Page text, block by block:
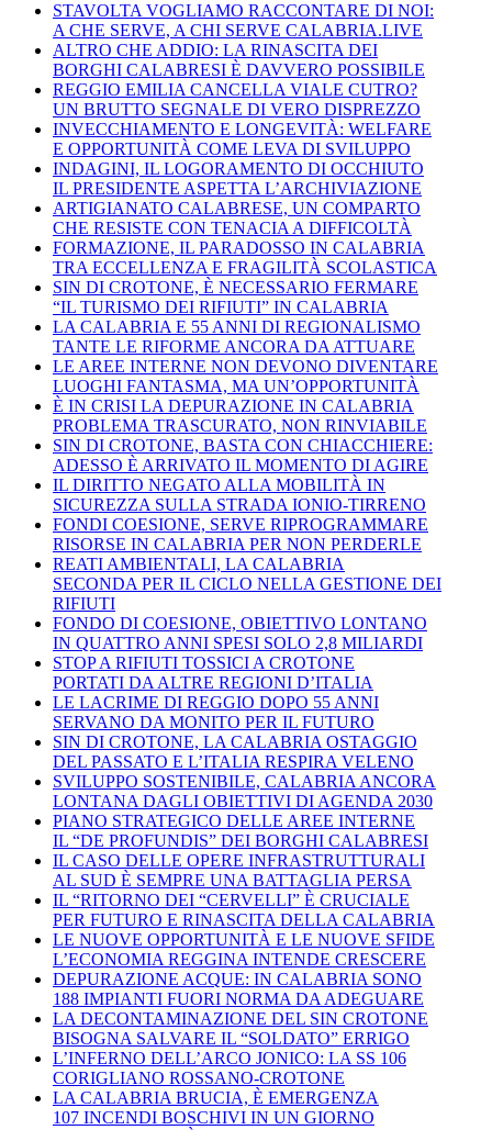
STAVOLTA VOGLIAMO RACCONTARE DI NOI:
A CHE SERVE, A CHI SERVE CALABRIA.LIVE
ALTRO CHE ADDIO: LA RINASCITA DEI
BORGHI CALABRESI È DAVVERO POSSIBILE
REGGIO EMILIA CANCELLA VIALE CUTRO?
UN BRUTTO SEGNALE DI VERO DISPREZZO
INVECCHIAMENTO E LONGEVITÀ: WELFARE
E OPPORTUNITÀ COME LEVA DI SVILUPPO
INDAGINI, IL LOGORAMENTO DI OCCHIUTO
IL PRESIDENTE ASPETTA L’ARCHIVIAZIONE
ARTIGIANATO CALABRESE, UN COMPARTO
CHE RESISTE CON TENACIA A DIFFICOLTÀ
FORMAZIONE, IL PARADOSSO IN CALABRIA
TRA ECCELLENZA E FRAGILITÀ SCOLASTICA
SIN DI CROTONE, È NECESSARIO FERMARE
“IL TURISMO DEI RIFIUTI” IN CALABRIA
LA CALABRIA E 55 ANNI DI REGIONALISMO
TANTE LE RIFORME ANCORA DA ATTUARE
LE AREE INTERNE NON DEVONO DIVENTARE
LUOGHI FANTASMA, MA UN’OPPORTUNITÀ
È IN CRISI LA DEPURAZIONE IN CALABRIA
PROBLEMA TRASCURATO, NON RINVIABILE
SIN DI CROTONE, BASTA CON CHIACCHIERE:
ADESSO È ARRIVATO IL MOMENTO DI AGIRE
IL DIRITTO NEGATO ALLA MOBILITÀ IN
SICUREZZA SULLA STRADA IONIO-TIRRENO
FONDI COESIONE, SERVE RIPROGRAMMARE
RISORSE IN CALABRIA PER NON PERDERLE
REATI AMBIENTALI, LA CALABRIA
SECONDA PER IL CICLO NELLA GESTIONE DEI
RIFIUTI
FONDO DI COESIONE, OBIETTIVO LONTANO
IN QUATTRO ANNI SPESI SOLO 2,8 MILIARDI
STOP A RIFIUTI TOSSICI A CROTONE
PORTATI DA ALTRE REGIONI D’ITALIA
LE LACRIME DI REGGIO DOPO 55 ANNI
SERVANO DA MONITO PER IL FUTURO
SIN DI CROTONE, LA CALABRIA OSTAGGIO
DEL PASSATO E L’ITALIA RESPIRA VELENO
SVILUPPO SOSTENIBILE, CALABRIA ANCORA
LONTANA DAGLI OBIETTIVI DI AGENDA 2030
PIANO STRATEGICO DELLE AREE INTERNE
IL “DE PROFUNDIS” DEI BORGHI CALABRESI
IL CASO DELLE OPERE INFRASTRUTTURALI
AL SUD È SEMPRE UNA BATTAGLIA PERSA
IL “RITORNO DEI “CERVELLI” È CRUCIALE
PER FUTURO E RINASCITA DELLA CALABRIA
LE NUOVE OPPORTUNITÀ E LE NUOVE SFIDE
L’ECONOMIA REGGINA INTENDE CRESCERE
DEPURAZIONE ACQUE: IN CALABRIA SONO
188 IMPIANTI FUORI NORMA DA ADEGUARE
LA DECONTAMINAZIONE DEL SIN CROTONE
BISOGNA SALVARE IL “SOLDATO” ERRIGO
L’INFERNO DELL’ARCO JONICO: LA SS 106
CORIGLIANO ROSSANO-CROTONE
LA CALABRIA BRUCIA, È EMERGENZA
107 INCENDI BOSCHIVI IN UN GIORNO